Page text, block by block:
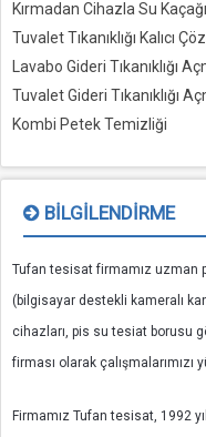
Kırmadan Cihazla Su
Tuvalet Tıkanıklığı Kalıcı
Lavabo Gideri Tıkanıklığı
Tuvalet Gideri Tıkanıklığı
Kombi Petek Temizliği
BILGILENDIRME
Tufan tesisat firmamız uzman
(bilgisayar destekli kameralı
cihazları, pis su tesiat borusu
firması olarak çalışmalarımızı
Firmamız Tufan tesisat, 1992